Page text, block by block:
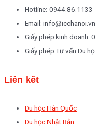
Hotline: 0944.86.1133
Email: info@icchanoi.vn
Giấy phép kinh doanh:
Giấy phép Tư vấn Du
Liên kết
Du học Hàn Quốc
Du học Nhật Bản